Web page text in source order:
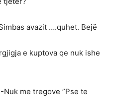
avazit ….quhet. Bejë
e kuptova qe nuk ishe
me tregove ”Pse te